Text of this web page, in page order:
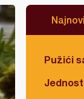
Pužići